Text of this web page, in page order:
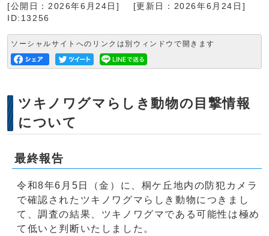
[公開日：2026年6月24日]
[更新日：2026年6月24日]
ID:13256
ソーシャルサイトへのリンクは別ウィンドウで開きます
ツキノワグマらしき動物の目撃情報
について
最終報告
令和8年6月5日（金）に、桐ケ丘地内の防犯カメラ
で確認されたツキノワグマらしき動物につきまし
て、調査の結果、ツキノワグマである可能性は極め
て低いと判断いたしました。